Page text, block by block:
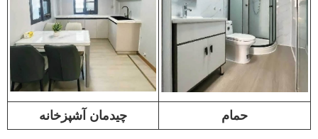
چیدمان آشپزخانه حمام